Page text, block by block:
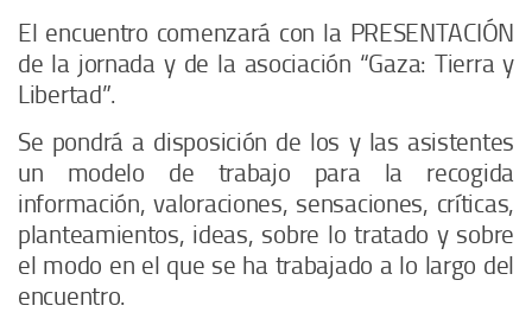
El encuentro comenzará con la PRESENTACIÓN
de la jornada y de la asociación “Gaza: Tierra y
Libertad”.
Se pondrá a disposición de los y las asistentes
un modelo de trabajo para la recogida
información, valoraciones, sensaciones, críticas,
planteamientos, ideas, sobre lo tratado y sobre
el modo en el que se ha trabajado a lo largo del
encuentro.